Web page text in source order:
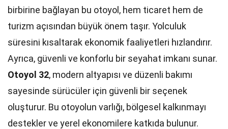
birbirine bağlayan bu otoyol, hem ticaret hem de
turizm açısından büyük önem taşır. Yolculuk
süresini kısaltarak ekonomik faaliyetleri hızlandırır.
Ayrıca, güvenli ve konforlu bir seyahat imkanı sunar.
Otoyol 32, modern altyapısı ve düzenli bakımı
sayesinde sürücüler için güvenli bir seçenek
oluşturur. Bu otoyolun varlığı, bölgesel kalkınmayı
destekler ve yerel ekonomilere katkıda bulunur.